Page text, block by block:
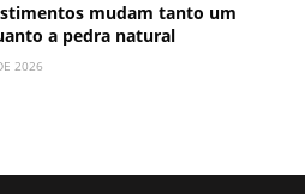
mudam tanto um
a pedra natural
2026